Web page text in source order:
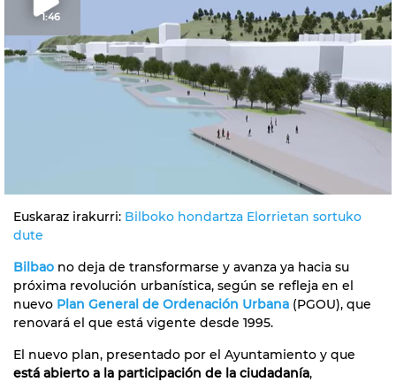
1:46
Euskaraz irakurri: Bilboko hondartza Elorrietan sortuko
dute
Bilbao no deja de transformarse y avanza ya hacia su
próxima revolución urbanística, según se refleja en el
nuevo Plan General de Ordenación Urbana (PGOU), que
renovará el que está vigente desde 1995.
El nuevo plan, presentado por el Ayuntamiento y que
está abierto a la participación de la ciudadanía,